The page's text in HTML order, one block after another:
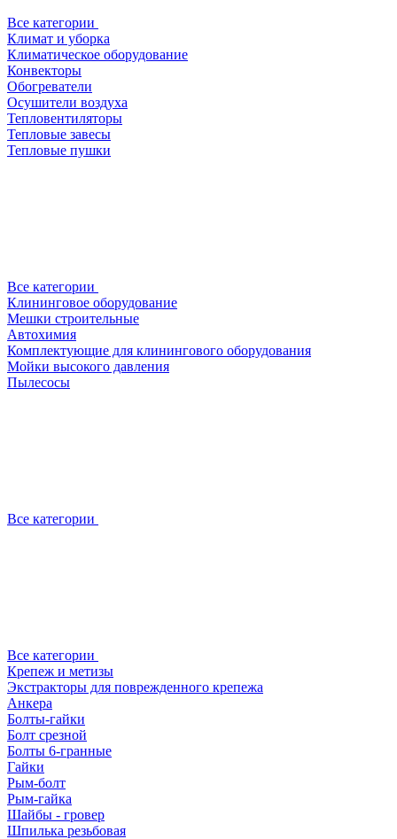
Все категории
Климат и уборка
Климатическое оборудование
Конвекторы
Обогреватели
Осушители воздуха
Тепловентиляторы
Тепловые завесы
Тепловые пушки
Все категории
Клининговое оборудование
Мешки строительные
Автохимия
Комплектующие для клинингового оборудования
Мойки высокого давления
Пылесосы
Все категории
Все категории
Крепеж и метизы
Экстракторы для поврежденного крепежа
Анкера
Болты-гайки
Болт срезной
Болты 6-гранные
Гайки
Рым-болт
Рым-гайка
Шайбы - гровер
Шпилька резьбовая